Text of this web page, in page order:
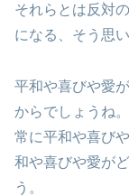
それらとは反対
になる、そう思い
平和や喜びや愛
からでしょうね。
常に平和や喜び
和や喜びや愛が
う。